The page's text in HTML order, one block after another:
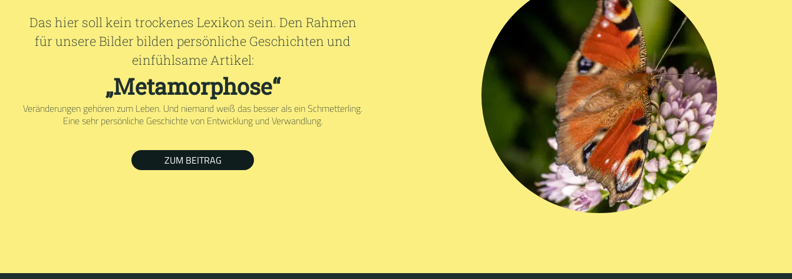
Das hier soll kein trockenes Lexikon sein. Den Rahmen
für unsere Bilder bilden persönliche Geschichten und
einfühlsame Artikel:
„Metamorphose“
Veränderungen gehören zum Leben. Und niemand weiß das besser als ein Schmetterling.
Eine sehr persönliche Geschichte von Entwicklung und Verwandlung.
ZUM BEITRAG